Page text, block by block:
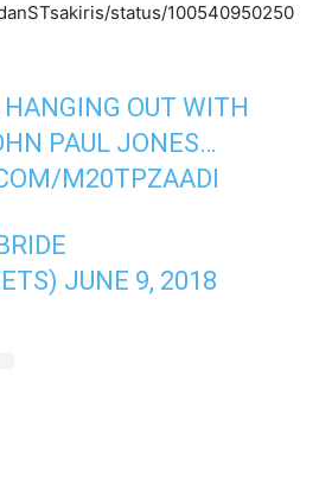
status/100540950250
OUT WITH
PAUL JONES…
M20TPZAADI
JUNE 9, 2018